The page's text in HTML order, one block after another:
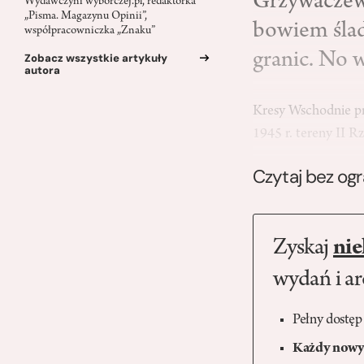
„Pisma. Magazynu Opinii”,
współpracowniczka „Znaku”
Zobacz wszystkie artykuły
autora
bowiem
granic. No
Kresy Wschodnie
1945 r. tereny II
Czytaj bez
Zyskaj
wydań i
Pełny
Każdy